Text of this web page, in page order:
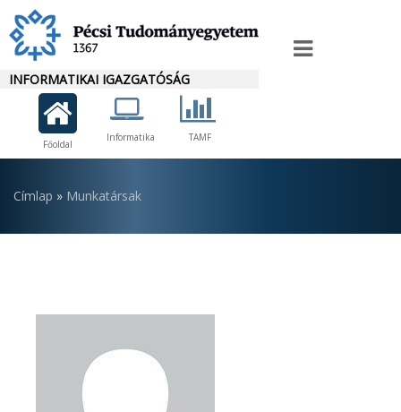
Ugrás
tartalomra
INFORMATIKAI IGAZGATÓSÁG
Főoldal
Informatika TAMF
Morzsa
Címlap Munkatársak